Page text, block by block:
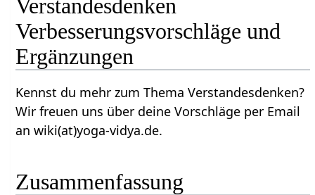
Verstandesdenken‏‎
Verbesserungsvorschläge und
Ergänzungen
Kennst du mehr zum Thema Verstandesdenken‏‎?
Wir freuen uns über deine Vorschläge per Email
an wiki(at)yoga-vidya.de.
Zusammenfassung